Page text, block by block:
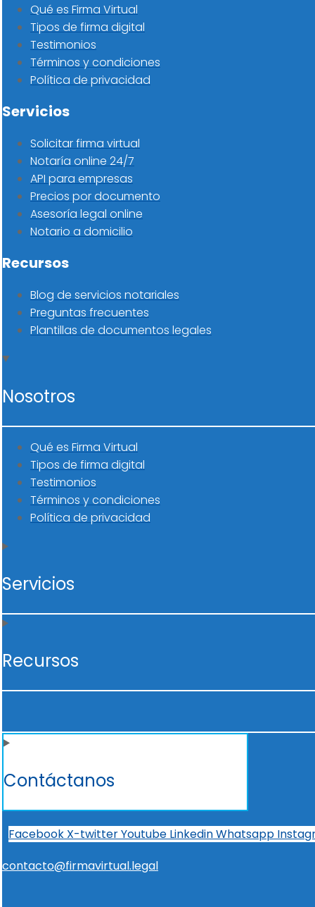
Qué es Firma Virtual
Tipos de firma digital
Testimonios
Términos y condiciones
Política de privacidad
Servicios
Solicitar firma virtual
Notaría online 24/7
API para empresas
Precios por documento
Asesoría legal online
Notario a domicilio
Recursos
Blog de servicios notariales
Preguntas frecuentes
Plantillas de documentos legales
Nosotros
Qué es Firma Virtual
Tipos de firma digital
Testimonios
Términos y condiciones
Política de privacidad
Servicios
Recursos
Contáctanos
Facebook X-twitterYoutube LinkedinWhatsapp
contacto@firmavirtual.legal